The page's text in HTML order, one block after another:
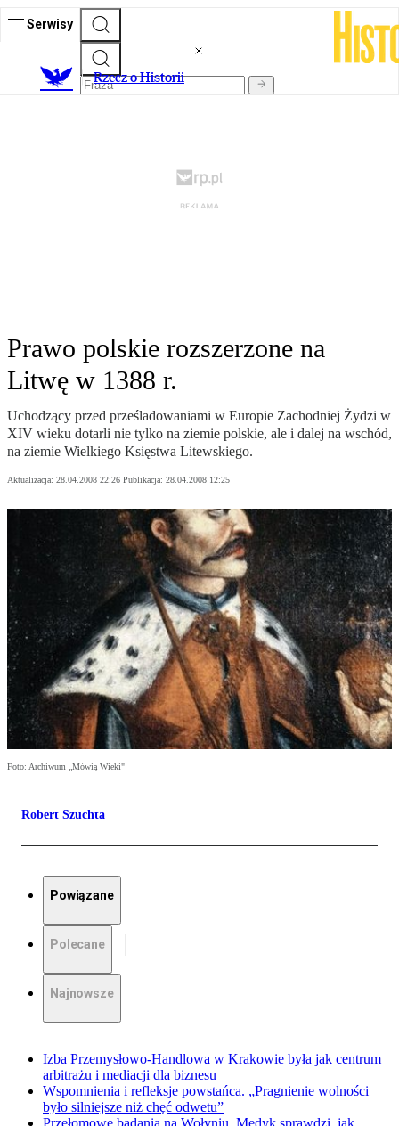
Serwisy
Rzecz o Historii
Prawo polskie rozszerzone na
Litwę w 1388 r.
Uchodzący przed prześladowaniami w Europie Zachodniej Żydzi w
XIV wieku dotarli nie tylko na ziemie polskie, ale i dalej na wschód,
na ziemie Wielkiego Księstwa Litewskiego.
Aktualizacja: 28.04.2008 22:26 Publikacja: 28.04.2008 12:25
Foto: Archiwum „Mówią Wieki"
Robert Szuchta
Powiązane
Polecane
Najnowsze
Izba Przemysłowo-Handlowa w Krakowie była jak centrum
arbitrażu i mediacji dla biznesu
Wspomnienia i refleksje powstańca. „Pragnienie wolności
było silniejsze niż chęć odwetu”
Przełomowe badania na Wołyniu. Medyk sprawdzi, jak